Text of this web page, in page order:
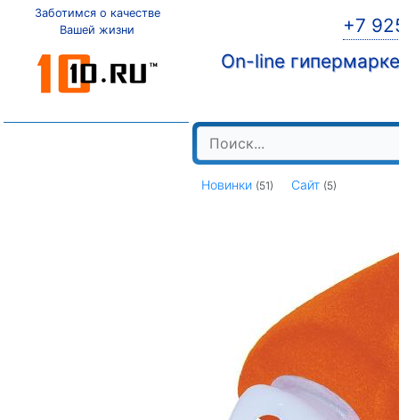
Заботимся о качестве
Вашей жизни
+7
On-line
Новинки (51) Сайт (5)